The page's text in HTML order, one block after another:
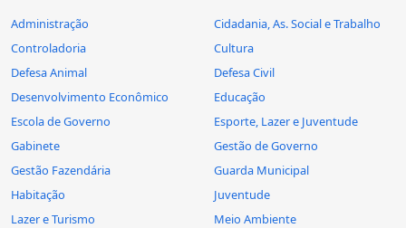
Administração
Cidadania, As. Social e Trabalho
Controladoria
Cultura
Defesa Animal
Defesa Civil
Desenvolvimento Econômico
Educação
Escola de Governo
Esporte, Lazer e Juventude
Gabinete
Gestão de Governo
Gestão Fazendária
Guarda Municipal
Habitação
Juventude
Lazer e Turismo
Meio Ambiente